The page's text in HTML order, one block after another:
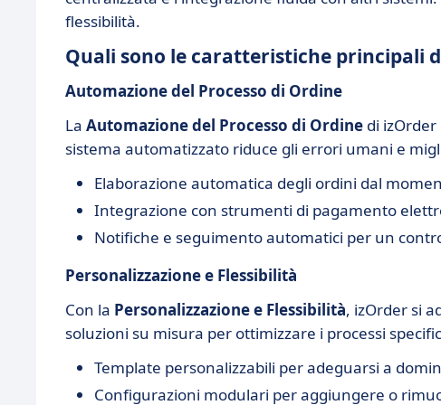
flessibilità.
Quali sono le caratteristiche principali
Automazione del Processo di Ordine
La Automazione del Processo di Ordine di
sistema automatizzato riduce gli errori umani e
Elaborazione automatica degli ordini dal
Integrazione con strumenti di pagamento
Notifiche e seguimento automatici per un
Personalizzazione e Flessibilità
Con la Personalizzazione e Flessibilità, izOrder si
soluzioni su misura per ottimizzare i processi
Template personalizzabili per adeguarsi a
Configurazioni modulari per aggiungere o